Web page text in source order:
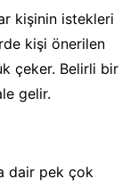
kişinin istekleri
kişi önerilen
çeker. Belirli bir
gelir.
dair pek çok